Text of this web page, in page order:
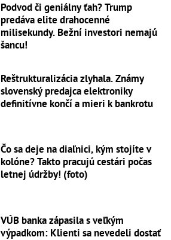
Podvod či geniálny ťah? Trump
predáva elite drahocenné
milisekundy. Bežní investori nemajú
šancu!
Reštrukturalizácia zlyhala. Známy
slovenský predajca elektroniky
definitívne končí a mieri k bankrotu
Čo sa deje na diaľnici, kým stojíte v
kolóne? Takto pracujú cestári počas
letnej údržby! (foto)
VÚB banka zápasila s veľkým
výpadkom: Klienti sa nevedeli dostať